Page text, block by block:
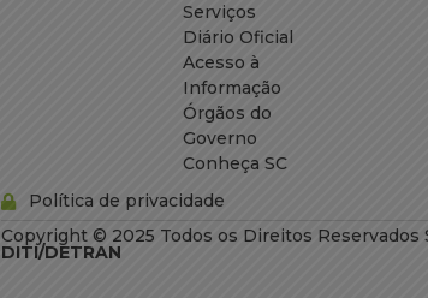
Serviços
Diário Oficial
Acesso à
Informação
Órgãos do
Governo
Conheça SC
Política de privacidade
Copyright © 2025 Todos os Direitos Reservados
DITI/DETRAN